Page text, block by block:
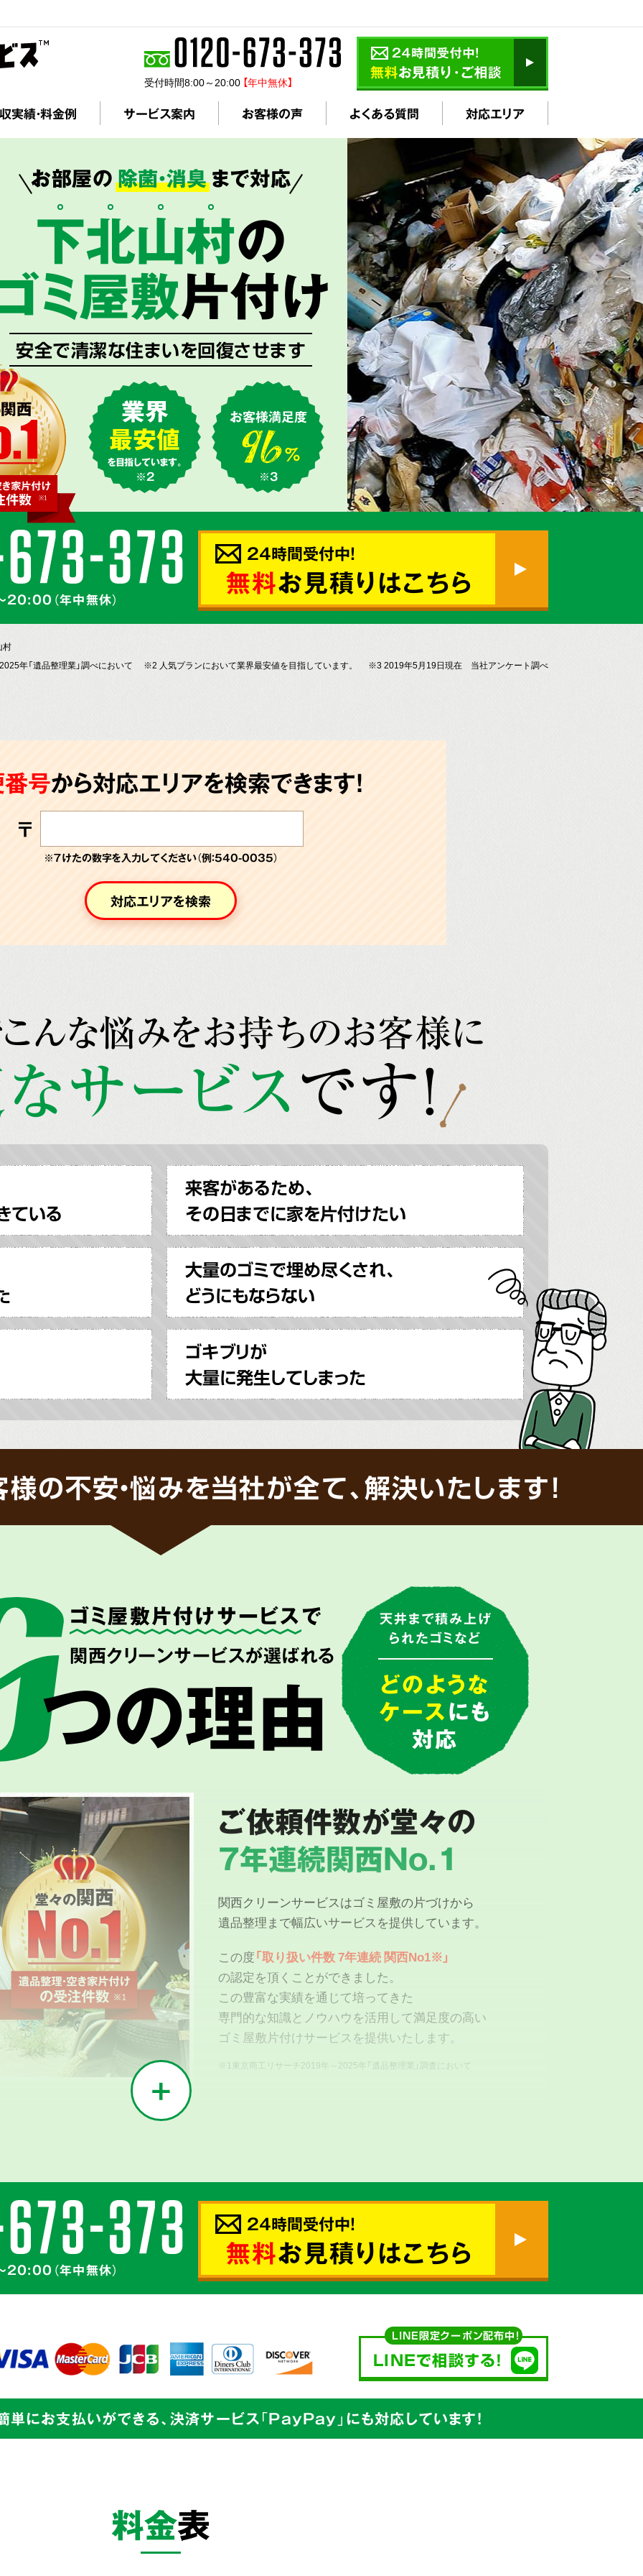
受付時間8:00～20:00 【年中無休】
実績・料金例 サービス案内 お客様の声 よくある質問 対応エリア
お部屋の除菌・消臭まで対応
下北山村の
ミ屋敷片付け
安全で清潔な住まいを回復させます
業界
最安値
を目指しています。
※2
お客様満足度
※3
（年中無休）
24時間受付中!
無料お見積りはこちら
村
年「遺品整理業」調べにおいて
※2 人気プランにおいて業界最安値を目指しています。 ※3 2019年5月19日現在 当社アンケート調べ
号から対応エリアを検索できます!
〒
※７けたの数字を入力してください（例：540-0035）
対応エリアを検索
んな悩みをお持ちのお客様に
サービスです!
ている
来客があるため、
その日までに家を片付けたい
大量のゴミで埋め尽くされ、
どうにもならない
ゴキブリが
大量に発生してしまった
の不安・悩みを当社が全て、解決いたします!
ゴミ屋敷片付けサービスで
関西クリーンサービスが選ばれる
つの理由
天井まで積み上げ
られたゴミなど
どのような
ケースにも
対応
ご依頼件数が堂々の
7年連続関西No.1
関西クリーンサービスはゴミ屋敷の片づけから
遺品整理まで幅広いサービスを提供しています。
この度「取り扱い件数 7年連続 関西No1※」
の認定を頂くことができました。
この豊富な実績を通じて培ってきた
専門的な知識とノウハウを活用して満足度の高い
ゴミ屋敷片付けサービスを提供いたします。
※1東京商工リサーチ2019年～2025年「遺品整理業」調査において
真心を
込めて対応
に
ミの片づけ
丁寧な
て頂きます。
余計な
業界最安値を
（年中無休）
24時間受付中!
無料お見積りはこちら
LINE限定クーポン配布中！
LINEで相談する!
単にお支払いができる、決済サービス「PayPay」にも対応しています!
料金表